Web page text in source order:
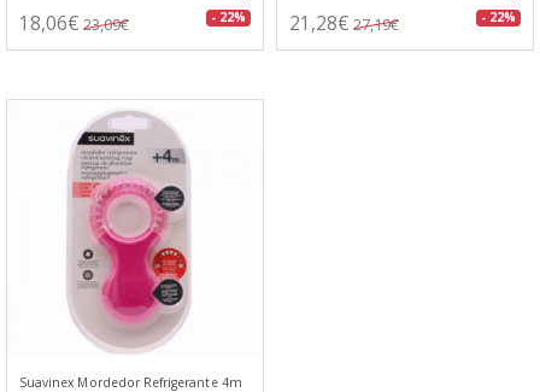
18,06€ 23,09€ - 22% 21,28€ 27,19€ - 22%
Suavinex Mordedor Refrigerante 4m